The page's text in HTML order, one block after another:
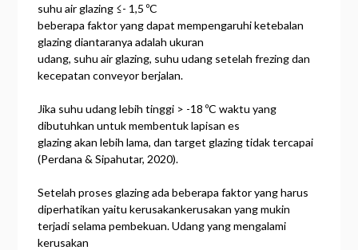
suhu air glazing ≤- 1,5 ºC
beberapa faktor yang dapat mempengaruhi ketebalan
glazing diantaranya adalah ukuran
udang, suhu air glazing, suhu udang setelah frezing dan
kecepatan conveyor berjalan.
Jika suhu udang lebih tinggi > -18 ºC waktu yang
dibutuhkan untuk membentuk lapisan es
glazing akan lebih lama, dan target glazing tidak tercapai
(Perdana & Sipahutar, 2020).
Setelah proses glazing ada beberapa faktor yang harus
diperhatikan yaitu kerusakankerusakan yang mukin
terjadi selama pembekuan. Udang yang mengalami
kerusakan